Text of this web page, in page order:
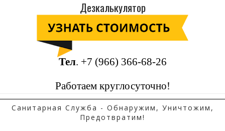
Дезкалькулятор
Тел. +7 (966) 366-68-26
Работаем круглосуточно!
Санитарная Служба - Обнаружим, Уничтожим,
Предотвратим!